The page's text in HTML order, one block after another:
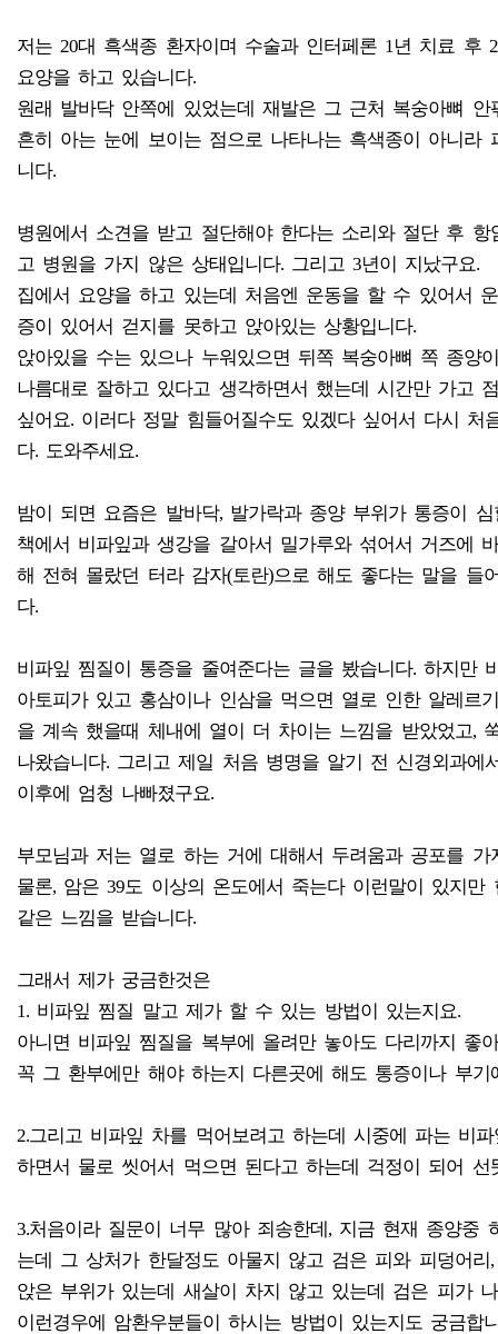
저는 20대 흑색종 환자이며 수술과 인터페론 1년 치료 후
요양을 하고 있습니다.
원래 발바닥 안쪽에 있었는데 재발은 그 근처 복숭아뼈 안
흔히 아는 눈에 보이는 점으로 나타나는 흑색종이 아니라
니다.
병원에서 소견을 받고 절단해야 한다는 소리와 절단 후
고 병원을 가지 않은 상태입니다. 그리고 3년이 지났구요.
집에서 요양을 하고 있는데 처음엔 운동을 할 수 있어서
증이 있어서 걷지를 못하고 앉아있는 상황입니다.
앉아있을 수는 있으나 누워있으면 뒤쪽 복숭아뼈 쪽 종양
나름대로 잘하고 있다고 생각하면서 했는데 시간만 가고
싶어요. 이러다 정말 힘들어질수도 있겠다 싶어서 다시
다. 도와주세요.
밤이 되면 요즘은 발바닥, 발가락과 종양 부위가 통증이
책에서 비파잎과 생강을 갈아서 밀가루와 섞어서 거즈에
해 전혀 몰랐던 터라 감자(토란)으로 해도 좋다는 말을 들
다.
비파잎 찜질이 통증을 줄여준다는 글을 봤습니다. 하지만
아토피가 있고 홍삼이나 인삼을 먹으면 열로 인한 알레르
을 계속 했을때 체내에 열이 더 차이는 느낌을 받았었고,
나왔습니다. 그리고 제일 처음 병명을 알기 전 신경외과
이후에 엄청 나빠졌구요.
부모님과 저는 열로 하는 거에 대해서 두려움과 공포를 가
물론, 암은 39도 이상의 온도에서 죽는다 이런말이 있지
같은 느낌을 받습니다.
그래서 제가 궁금한것은
1. 비파잎 찜질 말고 제가 할 수 있는 방법이 있는지요.
아니면 비파잎 찜질을 복부에 올려만 놓아도 다리까지 좋
꼭 그 환부에만 해야 하는지 다른곳에 해도 통증이나 부기
2.그리고 비파잎 차를 먹어보려고 하는데 시중에 파는 비
하면서 물로 씻어서 먹으면 된다고 하는데 걱정이 되어 선
3.처음이라 질문이 너무 많아 죄송한데, 지금 현재 종양중
는데 그 상처가 한달정도 아물지 않고 검은 피와 피덩어
앉은 부위가 있는데 새살이 차지 않고 있는데 검은 피가
이런경우에 암환우분들이 하시는 방법이 있는지도 궁금합